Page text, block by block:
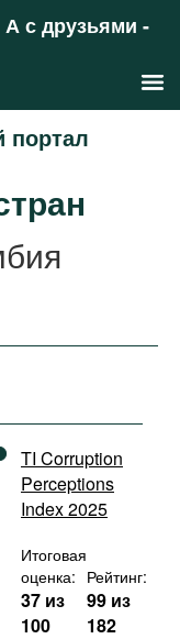
А с друзьями -
портал
TI Corruption
Perceptions
Index 2025
Итоговая
оценка:
37 из
100
Рейтинг:
99 из
182